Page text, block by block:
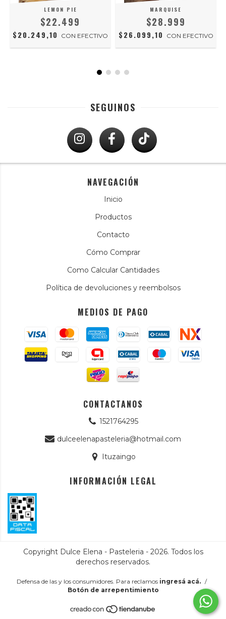
LEMON PIE
$22.499
$20.249,10 CON EFECTIVO
MARQUISE
$28.999
$26.099,10 CON EFECTIVO
SEGUINOS
NAVEGACIÓN
Inicio
Productos
Contacto
Cómo Comprar
Como Calcular Cantidades
Política de devoluciones y reembolsos
MEDIOS DE PAGO
CONTACTANOS
1521764295
dulceelenapasteleria@hotmail.com
Ituzaingo
INFORMACIÓN LEGAL
Copyright Dulce Elena - Pasteleria - 2026. Todos los
derechos reservados.
Defensa de las y los consumidores. Para reclamos ingresá acá. /
Botón de arrepentimiento